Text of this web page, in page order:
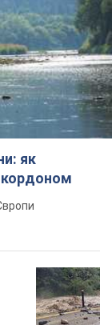
як
кордоном